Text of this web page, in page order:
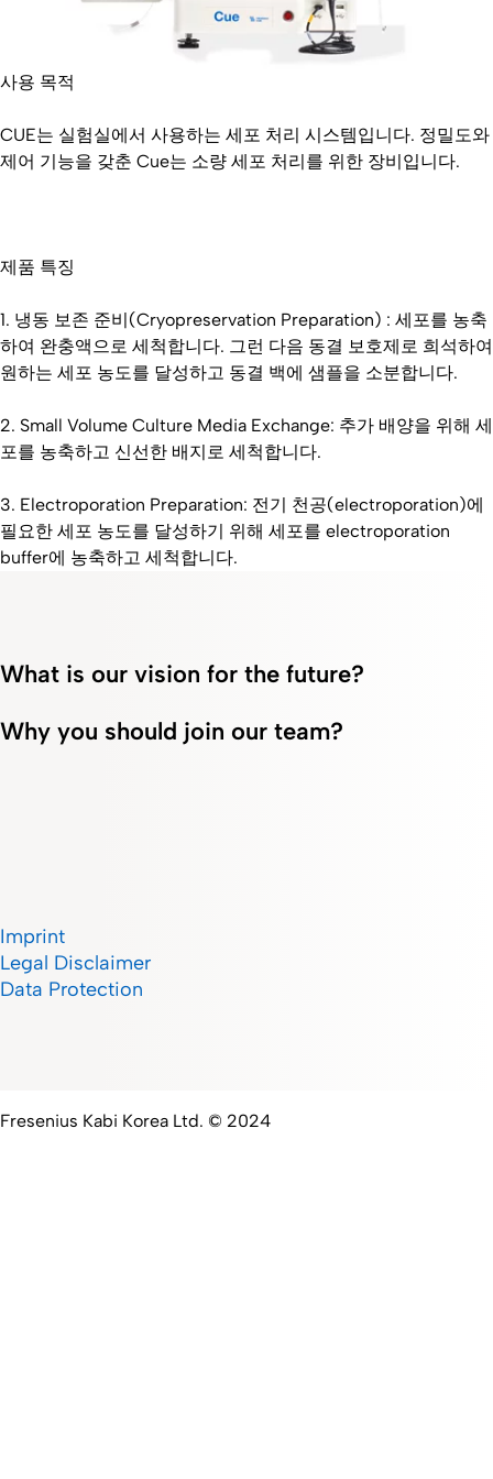
사용 목적
CUE는 실험실에서 사용하는 세포 처리 시스템입니다. 정밀도와
제어 기능을 갖춘 Cue는 소량 세포 처리를 위한 장비입니다.
제품 특징
1. 냉동 보존 준비(Cryopreservation Preparation) : 세포를 농축
하여 완충액으로 세척합니다. 그런 다음 동결 보호제로 희석하여
원하는 세포 농도를 달성하고 동결 백에 샘플을 소분합니다.
2. Small Volume Culture Media Exchange: 추가 배양을 위해 세
포를 농축하고 신선한 배지로 세척합니다.
3. Electroporation Preparation: 전기 천공(electroporation)에
필요한 세포 농도를 달성하기 위해 세포를 electroporation
buffer에 농축하고 세척합니다.
What is our vision for the future?
Why you should join our team?
Imprint
Legal Disclaimer
Data Protection
Fresenius Kabi Korea Ltd. © 2024